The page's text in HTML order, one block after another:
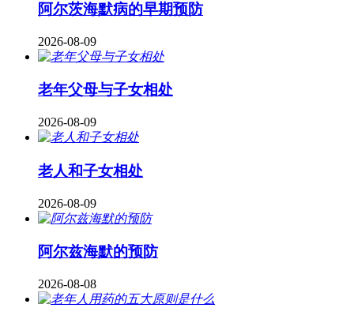
阿尔茨海默病的早期预防
2026-08-09
老年父母与子女相处
2026-08-09
老人和子女相处
2026-08-09
阿尔兹海默的预防
2026-08-08